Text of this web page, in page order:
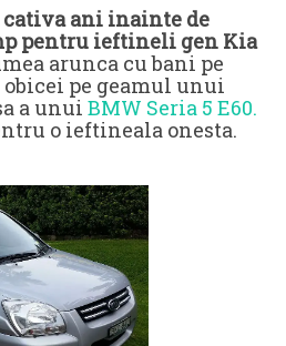
cativa ani inainte de
pentru ieftineli gen Kia
arunca cu bani pe
obicei pe geamul unui
a unui BMW Seria 5 E60.
o ieftineala onesta.